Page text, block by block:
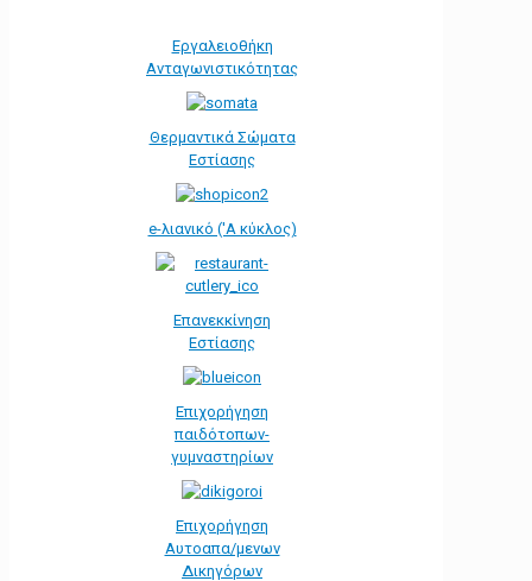
Εργαλειοθήκη
Ανταγωνιστικότητας
Θερμαντικά Σώματα
Εστίασης
e-λιανικό ('Α κύκλος)
Επανεκκίνηση
Εστίασης
Επιχορήγηση
παιδότοπων-
γυμναστηρίων
Επιχορήγηση
Αυτοαπα/μενων
Δικηγόρων